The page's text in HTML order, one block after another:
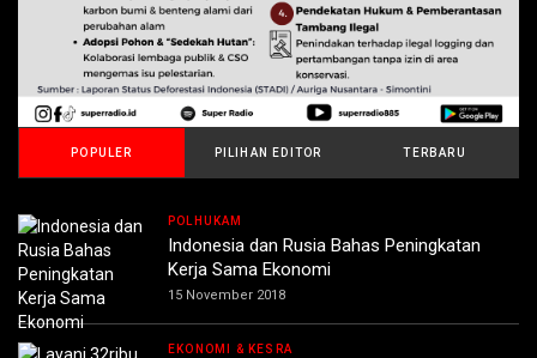
POPULER PILIHAN EDITOR TERBARU
POLHUKAM
Indonesia dan Rusia Bahas Peningkatan
Kerja Sama Ekonomi
15 November 2018
EKONOMI & KESRA